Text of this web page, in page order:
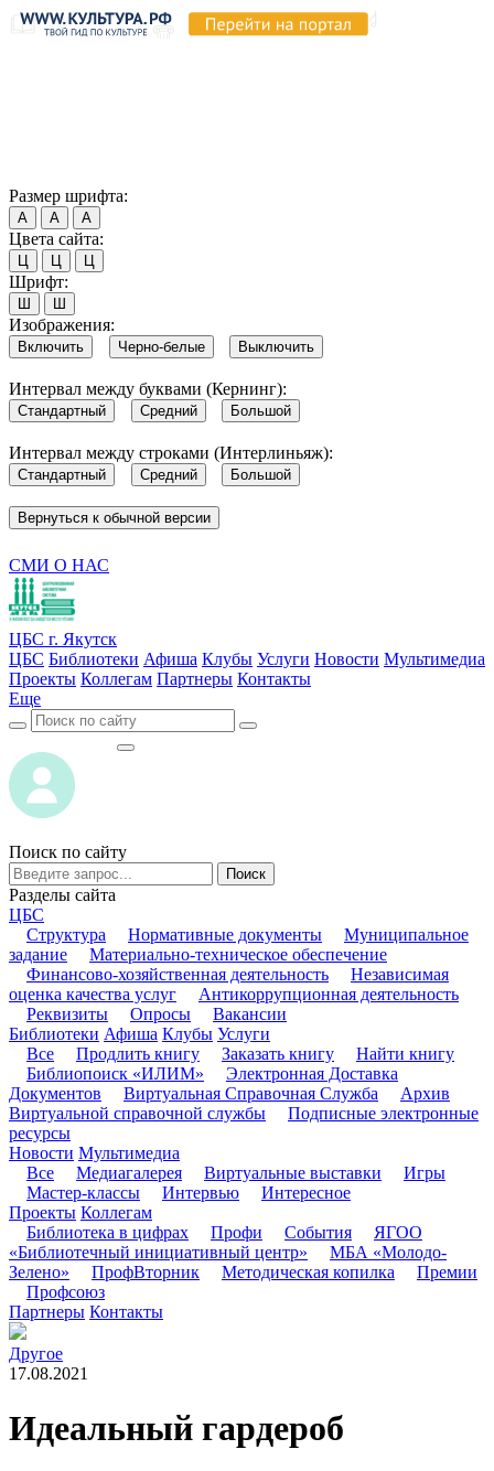
Размер шрифта:
А А А
Цвета сайта:
Ц Ц Ц
Шрифт:
Ш Ш
Изображения:
Включить Черно-белые Выключить
Интервал между буквами (Кернинг):
Стандартный Средний Большой
Интервал между строками (Интерлиньяж):
Стандартный Средний Большой
Вернуться к обычной версии
СМИ О НАС
ЦБС г. Якутск
ЦБС Библиотеки Афиша Клубы Услуги Новости Мультимедиа
Проекты Коллегам Партнеры Контакты
Еще
Поиск по сайту
Поиск
Разделы сайта
ЦБС
Структура
Нормативные документы
Муниципальное
задание
Материально-техническое обеспечение
Финансово-хозяйственная деятельность
Независимая
оценка качества услуг
Антикоррупционная деятельность
Реквизиты
Опросы
Вакансии
Библиотеки Афиша Клубы Услуги
Все
Продлить книгу Заказать книгу
Найти книгу
Библиопоиск «ИЛИМ»
Электронная Доставка
Документов
Виртуальная Справочная Служба
Архив
Виртуальной справочной службы
Подписные электронные
ресурсы
Новости Мультимедиа
Все
Медиагалерея Виртуальные выставки
Игры
Мастер-классы
Интервью
Интересное
Проекты Коллегам
Библиотека в цифрах
Профи События
ЯГОО
«Библиотечный инициативный центр»
МБА «Молодо-
Зелено»
ПрофВторник Методическая копилка
Премии
Профсоюз
Партнеры Контакты
Другое
17.08.2021
Идеальный гардероб